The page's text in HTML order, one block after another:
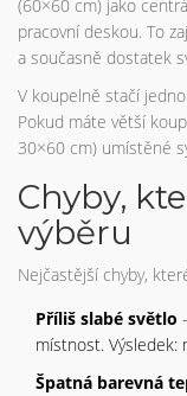
(60×60 cm) jako
pracovní deskou. To
a současně dostatek
V koupelně stačí
Pokud máte větší
30×60 cm) umístěné
Chyby,
výběru
Nejčastější chyby,
Příliš slabé světlo
místnost.
Špatná barevná